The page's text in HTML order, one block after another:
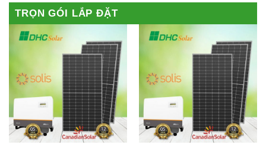
TRỌN GÓI LẮP ĐẶT